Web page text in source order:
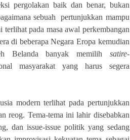
pergolakan baik dan benar, bukan
sebuah pertunjukkan mampu
pada masa awal perkembangan
di beberapa Negara Eropa kemudian
Belanda banyak memilih satire-
masyarakat yang harus segera
modern terlihat pada pertunjukkan
reog. Tema-tema ini lahir disebabkan
dan issue-issue politik yang sedang